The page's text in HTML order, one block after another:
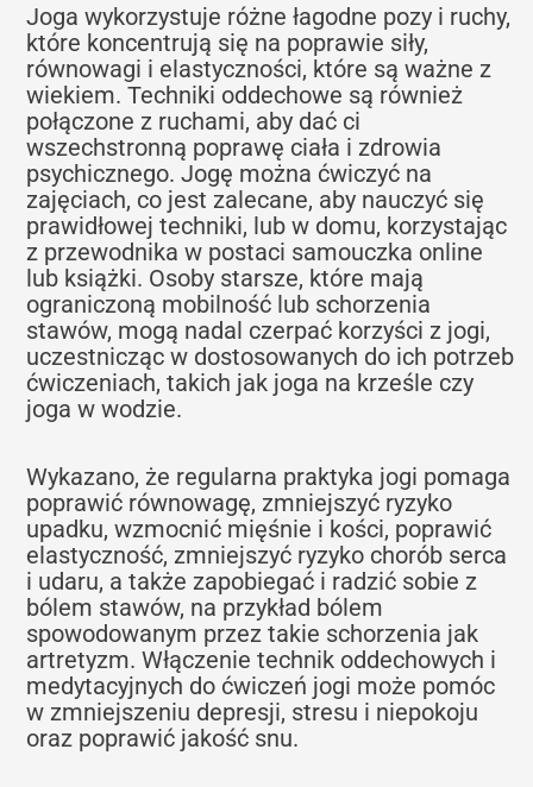
Joga wykorzystuje różne łagodne pozy i ruchy,
które koncentrują się na poprawie siły,
równowagi i elastyczności, które są ważne z
wiekiem. Techniki oddechowe są również
połączone z ruchami, aby dać ci
wszechstronną poprawę ciała i zdrowia
psychicznego. Jogę można ćwiczyć na
zajęciach, co jest zalecane, aby nauczyć się
prawidłowej techniki, lub w domu, korzystając
z przewodnika w postaci samouczka online
lub książki. Osoby starsze, które mają
ograniczoną mobilność lub schorzenia
stawów, mogą nadal czerpać korzyści z jogi,
uczestnicząc w dostosowanych do ich potrzeb
ćwiczeniach, takich jak joga na krześle czy
joga w wodzie.
Wykazano, że regularna praktyka jogi pomaga
poprawić równowagę, zmniejszyć ryzyko
upadku, wzmocnić mięśnie i kości, poprawić
elastyczność, zmniejszyć ryzyko chorób serca
i udaru, a także zapobiegać i radzić sobie z
bólem stawów, na przykład bólem
spowodowanym przez takie schorzenia jak
artretyzm. Włączenie technik oddechowych i
medytacyjnych do ćwiczeń jogi może pomóc
w zmniejszeniu depresji, stresu i niepokoju
oraz poprawić jakość snu.